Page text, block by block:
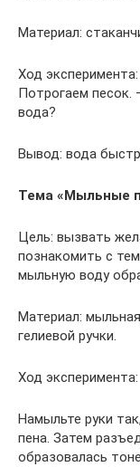
Материал:
Ход
Потрогаем песок.
вода?
Вывод: вода
Тема «Мыльные
Цель: вызвать
познакомить с
мыльную воду
Материал:
гелиевой ручки.
Ход эксперимента:
Намыльте руки
пена. Затем
образовалась